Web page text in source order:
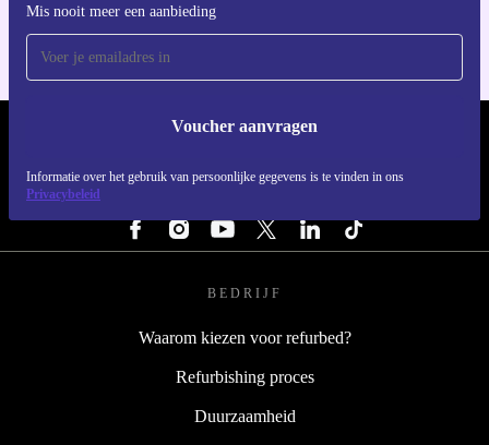
Mis nooit meer een aanbieding
Voucher aanvragen
Informatie over het gebruik van persoonlijke gegevens is te vinden in ons
Privacybeleid
BEDRIJF
Waarom kiezen voor refurbed?
Refurbishing proces
Duurzaamheid